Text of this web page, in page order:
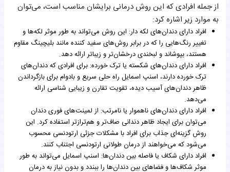
از جمله افرادی که این روش درمانی برایشان مناسب است، می‌توان
به موارد زیر اشاره کرد:
افراد دارای دندان‌های لکه دار: این روش می‌تواند به طور موثر لکه‌ها و
تغییر رنگ‌هایی را که در برابر روش‌های سفید کننده مانند بلیچینگ مقاوم
هستند، بپوشاند و لبخندی درخشان‌تر و زیباتر ارائه دهد.
افراد دارای دندان‌های شکسته یا ترک خورده: برای افرادی که دندان‌های
ترک خورده دارند، اسنپ اسمایل راه حلی سریع و بادوام برای بازگرداندن
ظاهر دندان‌های آسیب دیده، تقویت تقارن و زیبایی شناسی ارائه
می‌دهد.
افراد دارای دندان‌های ناهموار یا نامرتب: از لمینت‌های فوری دندان
می‌توان برای ایجاد ظاهر دندانی صاف‌تر و هم‌ترازتر استفاده کرد. این
روش گزینه‌ای جذاب برای افراد با مشکلات جزئی ارتودنسی محسوب
می‌شود که می‌خواهند از درمان طولانی ارتودنسی اجتناب کنند.
افراد دارای شکاف یا فاصله بین دندان‌ها: اسنپ اسمایل می‌تواند به طور
موثر شکاف‌ها و فضاهای بین دندان‌ها را ببندد و بدون نیاز به درمان